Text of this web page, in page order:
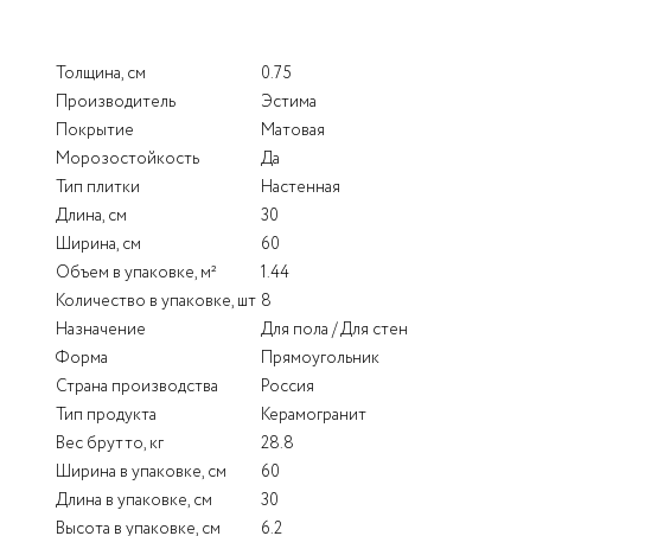
Толщина, см
0.75
Производитель
Эстима
Покрытие
Матовая
Морозостойкость
Да
Тип плитки
Настенная
Длина, см
30
Ширина, см
60
Объем в упаковке, м²
1.44
Количество в упаковке, шт 8
Назначение
Для пола / Для стен
Форма
Прямоугольник
Страна производства
Россия
Тип продукта
Керамогранит
Вес брутто, кг
28.8
Ширина в упаковке, см
60
Длина в упаковке, см
30
Высота в упаковке, см
6.2